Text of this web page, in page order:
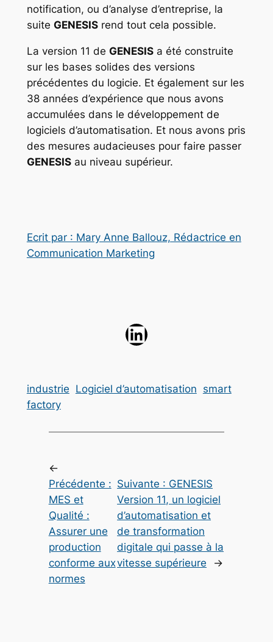
notification, ou d’analyse d’entreprise, la
suite GENESISrend tout cela possible.
La version 11 de GENESISa été construite
sur les bases solides des versions
précédentes du logicie. Et également sur les
38 années d’expérience que nous avons
accumulées dans le développement de
logiciels d’automatisation. Et nous avons pris
des mesures audacieuses pour faire passer
GENESISau niveau supérieur.
Ecrit par : Mary Anne Ballouz, Rédactrice en
Communication Marketing
industrie Logiciel d’automatisation smart
factory
←
Précédente :
MES et
Qualité :
Assurer une
production
conforme aux
normes
Suivante : GENESIS
Version 11, un logiciel
d’automatisation et
de transformation
digitale qui passe à la
vitesse supérieure
→